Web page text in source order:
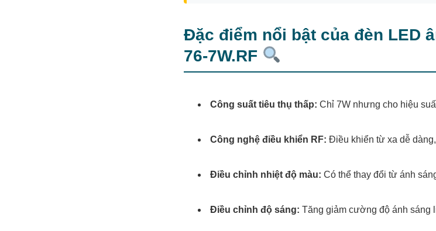
Đặc điểm nổi bật của đèn LED
76-7W.RF
Công suất tiêu thụ thấp: Chỉ 7W nhưng cho hiệu
Công nghệ điều khiển RF: Điều khiển từ xa dễ
Điều chỉnh nhiệt độ màu: Có thể thay đổi từ ánh
Điều chỉnh độ sáng: Tăng giảm cường độ ánh sáng